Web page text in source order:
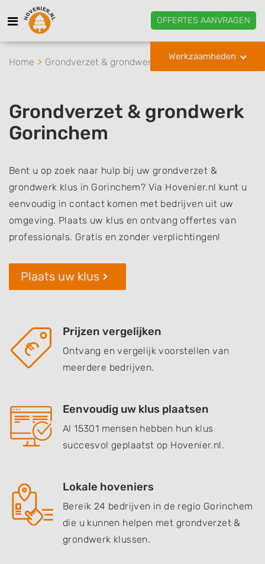
OFFERTES AANVRAGEN
Werkzaamheden
Home Grondverzet & grondwerk Gorinchem
Grondverzet & grondwerk
Gorinchem
Bent u op zoek naar hulp bij uw grondverzet &
grondwerk klus in Gorinchem? Via Hovenier.nl kunt u
eenvoudig in contact komen met bedrijven uit uw
omgeving. Plaats uw klus en ontvang offertes van
professionals. Gratis en zonder verplichtingen!
Plaats uw klus
Prijzen vergelijken
Ontvang en vergelijk voorstellen van
meerdere bedrijven.
Eenvoudig uw klus plaatsen
Al 15301 mensen hebben hun klus
succesvol geplaatst op Hovenier.nl.
Lokale hoveniers
Bereik 24 bedrijven in de regio Gorinchem
die u kunnen helpen met grondverzet &
grondwerk klussen.